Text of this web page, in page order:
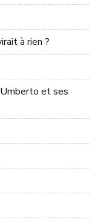
à rien ?
et ses